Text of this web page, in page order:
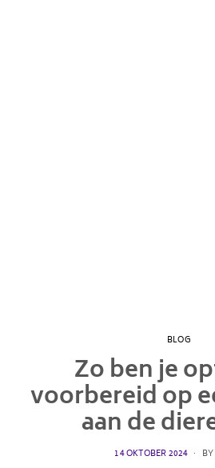
BLOG
Zo ben je
voorbereid op
aan de
POSTED
14 OKTOBER 2024 BY